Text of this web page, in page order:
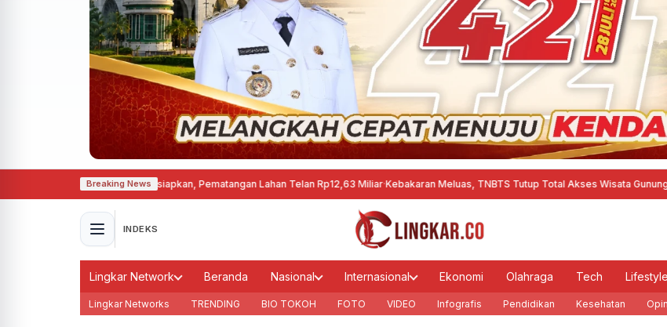
Breaking News
di Cepu Mulai Disiapkan, Pematangan Lahan Telan Rp12,63 Miliar·Kebakaran Meluas, TNBTS Tutup Total Akses Wisata Gunung Bromo·
INDEKS
Lingkar Network Beranda Nasional Internasional Ekonomi Olahraga Tech
Lingkar Networks TRENDING BIO TOKOH FOTO VIDEO Infografis Pendidikan Kesehatan